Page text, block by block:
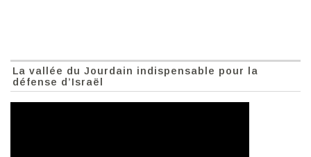
La vallée du Jourdain indispensable pour la
défense d’Israël